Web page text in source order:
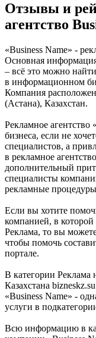
Отзывы и
агентство
«Business Name» -
Основная
– всё это можно
в информационном
Компания
(Астана), Казахстан.
Рекламное агентство
бизнеса, если не
специалистов, а
в рекламное
дополнительный
специалисты
рекламные
Если вы хотите
компанией, в которой
Реклама, то вы
чтобы помочь
портале.
В категории Реклама
Казахстана
«Business Name» -
услуги в
Всю информацию в